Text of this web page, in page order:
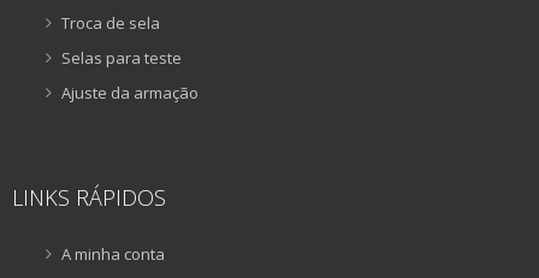
Troca de sela
Selas para teste
Ajuste da armação
LINKS RÁPIDOS
A minha conta